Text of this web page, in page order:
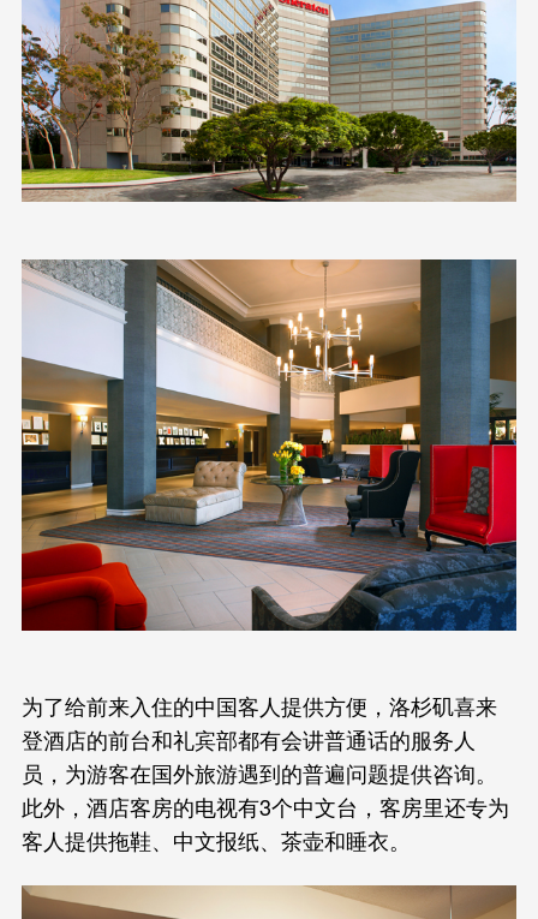
为了给前来入住的中国客人提供方便，洛杉矶喜来
登酒店的前台和礼宾部都有会讲普通话的服务人
员，为游客在国外旅游遇到的普遍问题提供咨询。
此外，酒店客房的电视有3个中文台，客房里还专为
客人提供拖鞋、中文报纸、茶壶和睡衣。